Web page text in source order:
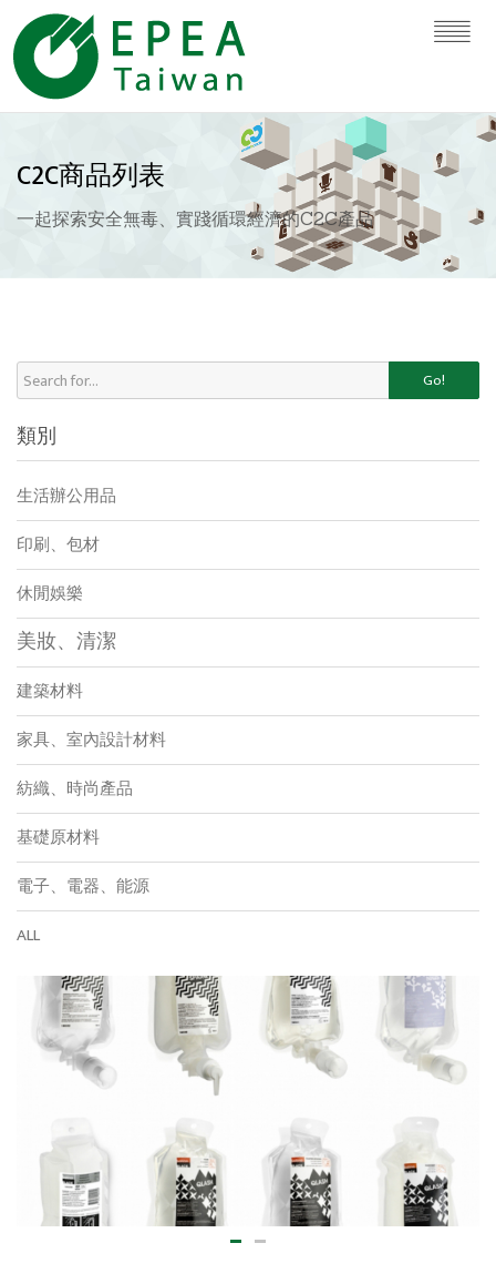
C2C商品列表
一起探索安全無毒、實踐循環經濟的C2C產品
Go!
類別
生活辦公用品
印刷、包材
休閒娛樂
美妝、清潔
建築材料
家具、室內設計材料
紡織、時尚產品
基礎原材料
電子、電器、能源
ALL